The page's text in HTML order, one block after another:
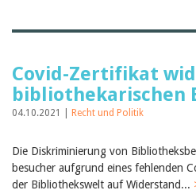
Céline Graf
Andrea Grichting
Therese von Weissenfluh
Nicole Rothen
Manuela Nyffeler-Lanker
Archiv
Juli 2026
Juni 2026
Covid-Zertifikat
bibliothekarischen
04.10.2021 | Recht und Politik
Die Diskriminierung von
besucher aufgrund eines fehlenden
der Bibliothekswelt auf Widerstand...